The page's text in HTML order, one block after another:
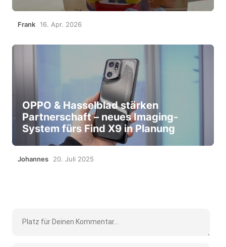
Frank 16. Apr. 2026
OPPO & Hasselblad stärken
Partnerschaft – neues Imaging-
System fürs Find X9 in Planung
Johannes 20. Juli 2025